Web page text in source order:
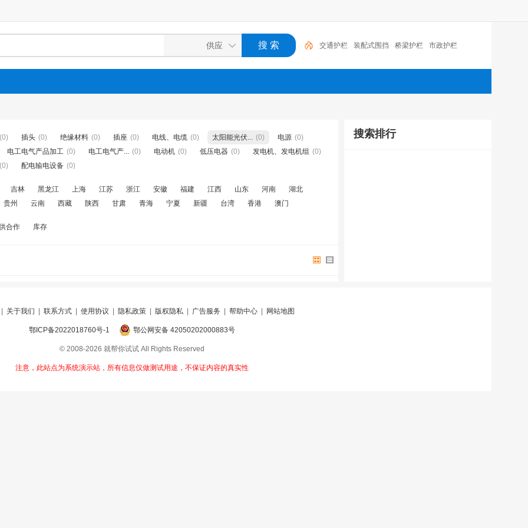
交通护栏 装配式围挡 桥梁护栏 市政护栏
(0) 插头 (0) 绝缘材料 (0) 插座 (0) 电线、电缆 (0) 太阳能光伏... (0) 电源 (0)
电工电气产品加工 (0) 电工电气产... (0) 电动机 (0) 低压电器 (0) 发电机、发电机组 (0)
(0)
配电输电设备 (0)
吉林 黑龙江 上海 江苏 浙江 安徽 福建 江西 山东 河南
湖北
贵州
云南 西藏 陕西 甘肃 青海 宁夏 新疆 台湾 香港 澳门
合作 库存
搜索排行
关于我们 联系方式 使用协议 隐私政策 版权隐私 广告服务 帮助中心 网站地图
鄂ICP备2022018760号-1 鄂公网安备 42050202000883号
© 2008-2026 就帮你试试 All Rights Reserved
注意，此站点为系统演示站，所有信息仅做测试用途，不保证内容的真实性